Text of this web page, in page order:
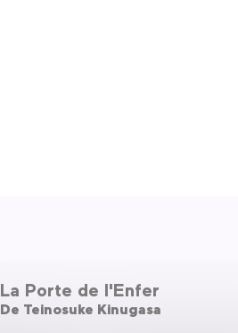
La Porte de l'Enfer
De Teinosuke Kinugasa